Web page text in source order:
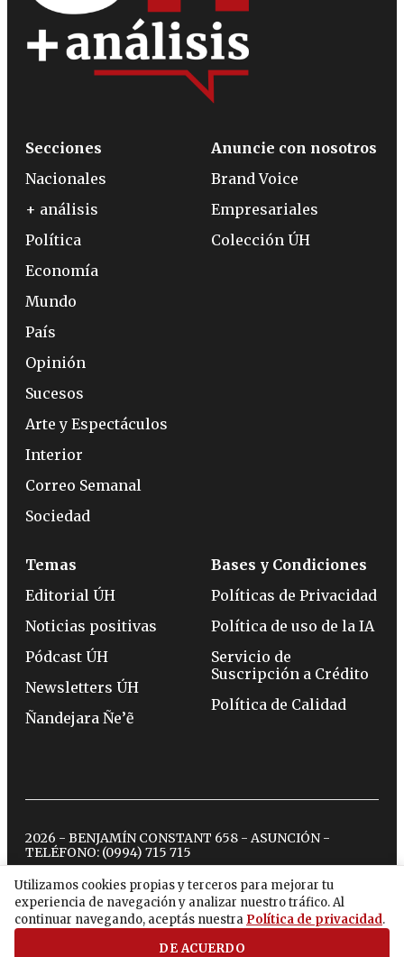
Utilizamos cookies propias y terceros para mejorar tu
experiencia de navegación y analizar nuestro tráfico. Al
continuar navegando, aceptás nuestra Política de privacidad.
DE ACUERDO
Secciones
Nacionales
+ análisis
Política
Economía
Mundo
País
Opinión
Sucesos
Arte y Espectáculos
Interior
Correo Semanal
Sociedad
Anuncie con nosotros
Brand Voice
Empresariales
Colección ÚH
Temas
Editorial ÚH
Noticias positivas
Pódcast ÚH
Newsletters ÚH
Ñandejara Ñe’ẽ
Bases y Condiciones
Políticas de Privacidad
Política de uso de la IA
Servicio de
Suscripción a Crédito
Política de Calidad
2026 - BENJAMÍN CONSTANT 658 - ASUNCIÓN -
TELÉFONO: (0994) 715 715
twitterinstagram
facebook
tiktokyoutubespotify